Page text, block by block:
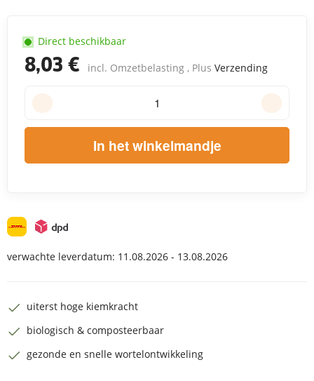
8,03 € incl. Omzetbelasting , Plus Verzending
Direct beschikbaar
In het winkelmandje
verwachte leverdatum: 11.08.2026 - 13.08.2026
uiterst hoge kiemkracht
biologisch & composteerbaar
gezonde en snelle wortelontwikkeling